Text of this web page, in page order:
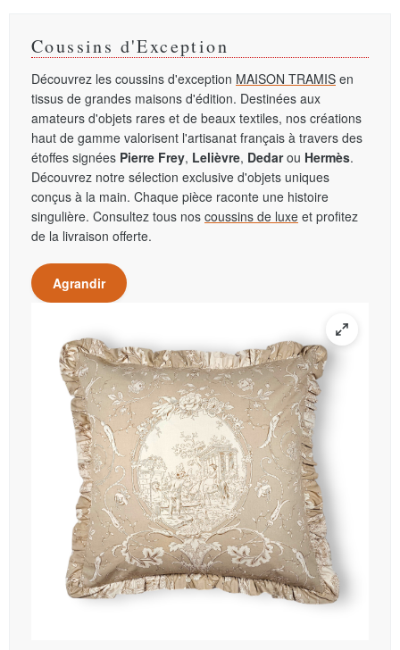
Coussins d'Exception
Découvrez les coussins d'exception MAISON TRAMIS en
tissus de grandes maisons d'édition. Destinées aux
amateurs d'objets rares et de beaux textiles, nos créations
haut de gamme valorisent l'artisanat français à travers des
étoffes signées Pierre Frey, Lelièvre, Dedarou Hermès.
Découvrez notre sélection exclusive d'objets uniques
conçus à la main. Chaque pièce raconte une histoire
singulière. Consultez tous nos coussins de luxe et profitez
de la livraison offerte.
Agrandir